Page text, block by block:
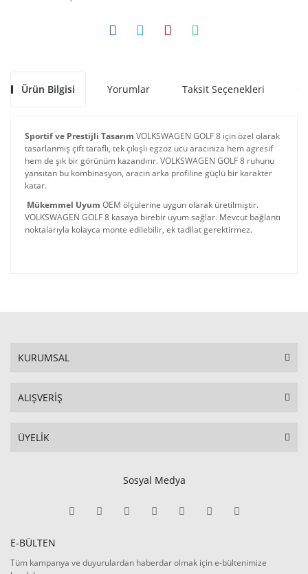
Ürün Bilgisi Yorumlar Taksit Seçenekleri
Sportif ve Prestijli Tasarım VOLKSWAGEN GOLF 8 için özel olarak
tasarlanmış çift taraflı, tek çıkışlı egzoz ucu aracınıza hem agresif
hem de şık bir görünüm kazandırır. VOLKSWAGEN GOLF 8 ruhunu
yansıtan bu kombinasyon, aracın arka profiline güçlü bir karakter
katar.
Mükemmel Uyum OEM ölçülerine uygun olarak üretilmiştir.
VOLKSWAGEN GOLF 8 kasaya birebir uyum sağlar. Mevcut bağlantı
noktalarıyla kolayca monte edilebilir, ek tadilat gerektirmez.
KURUMSAL
ALIŞVERİŞ
ÜYELİK
Sosyal Medya
E-BÜLTEN
Tüm kampanya ve duyurulardan haberdar olmak için e-bültenimize